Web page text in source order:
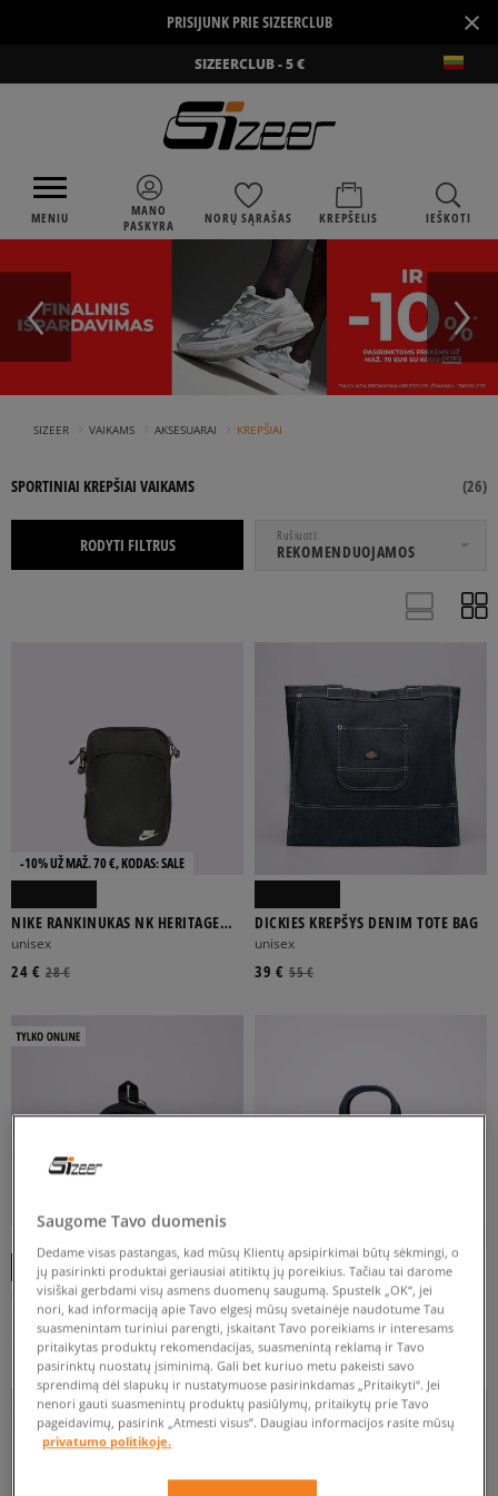
PRISIJUNK PRIE SIZEERCLUB ×
SIZEERCLUB - 5 €
MENIU
MANO
PASKYRA
NORŲ SĄRAŠAS KREPŠELIS IEŠKOTI
SIZEER VAIKAMS AKSESUARAI KREPŠIAI
SPORTINIAI KREPŠIAI VAIKAMS (26)
RODYTI FILTRUS Rušiuoti
REKOMENDUOJAMOS
NUO IKI
Rodyti daugiau
JORDAN LEVI’S®
DAUGIASPALVĖ JUODA PILKA RAUDONA
-10% UŽ MAŽ. 70 €, KODAS: SALE
NIKE RANKINUKAS NK HERITAGE
CROSSBODY - FA21
unisex
28 €
24 €
DICKIES KREPŠYS DENIM TOTE BAG
unisex
55 €
39 €
-10% UŽ MAŽ. 70 €, KODAS: SALE
EASTPAK RANKINUKAS MINI
PADDED BLACK
unisex
16 €
14 €
ADIDAS RANKINUKAS ADICOLOR BB
XS
unisex
45 €
39 €
Saugome Tavo duomenis
Dedame visas pastangas, kad mūsų Klientų apsipirkimai būtų sėkmingi, o
jų pasirinkti produktai geriausiai atitiktų jų poreikius. Tačiau tai darome
visiškai gerbdami visų asmens duomenų saugumą. Spustelk „OK“, jei
nori, kad informaciją apie Tavo elgesį mūsų svetainėje naudotume Tau
suasmenintam turiniui parengti, įskaitant Tavo poreikiams ir interesams
pritaikytas produktų rekomendacijas, suasmenintą reklamą ir Tavo
pasirinktų nuostatų įsiminimą. Gali bet kuriuo metu pakeisti savo
sprendimą dėl slapukų ir nustatymuose pasirinkdamas „Pritaikyti“. Jei
nenori gauti suasmenintų produktų pasiūlymų, pritaikytų prie Tavo
pageidavimų, pasirink „Atmesti visus”. Daugiau informacijos rasite mūsų
privatumo politikoje.